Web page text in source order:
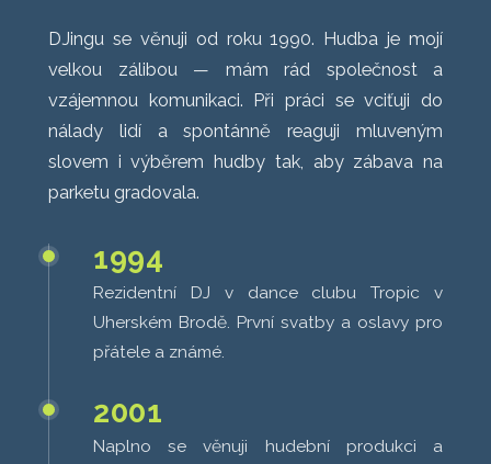
DJingu se věnuji od roku 1990. Hudba je mojí
velkou zálibou — mám rád společnost a
vzájemnou komunikaci. Při práci se vciťuji do
nálady lidí a spontánně reaguji mluveným
slovem i výběrem hudby tak, aby zábava na
parketu gradovala.
1994
Rezidentní DJ v dance clubu Tropic v
Uherském Brodě. První svatby a oslavy pro
přátele a známé.
2001
Naplno se věnuji hudební produkci a